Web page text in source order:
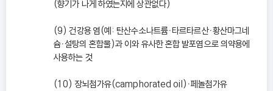
(향기가 나게 하였는지에 상관없다)
(9) 건강용 염(예: 탄산수소나트륨ㆍ타르타르산ㆍ황산마그네
슘ㆍ설탕의 혼합물)과 이와 유사한 혼합 발포염으로 의약용에
사용하는 것
(10) 장뇌첨가유(camphorated oil)ㆍ페놀첨가유